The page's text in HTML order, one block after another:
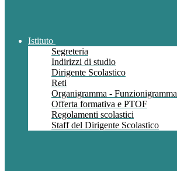
Istituto
Segreteria
Indirizzi di studio
Dirigente Scolastico
Reti
Organigramma - Funzionigramma
Offerta formativa e PTOF
Regolamenti scolastici
Staff del Dirigente Scolastico